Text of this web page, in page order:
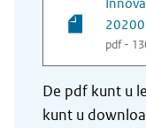
pdf -
De pdf kunt u
kunt u